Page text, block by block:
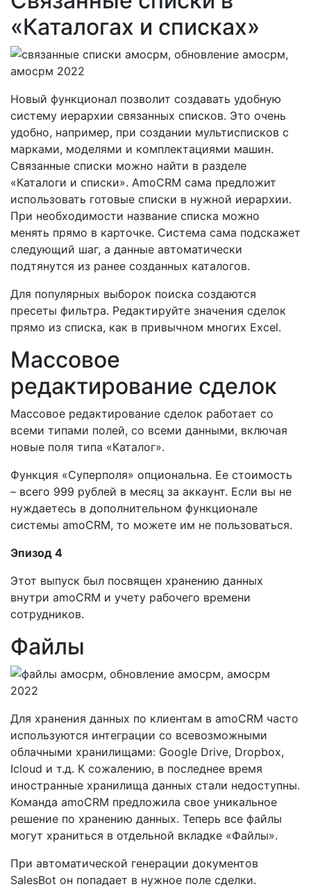
«Каталогах и списках»
Новый функционал позволит создавать удобную
систему иерархии связанных списков. Это очень
удобно, например, при создании мультисписков с
марками, моделями и комплектациями машин.
Связанные списки можно найти в разделе
«Каталоги и списки». AmoCRM сама предложит
использовать готовые списки в нужной иерархии.
При необходимости название списка можно
менять прямо в карточке. Система сама подскажет
следующий шаг, а данные автоматически
подтянутся из ранее созданных каталогов.
Для популярных выборок поиска создаются
пресеты фильтра. Редактируйте значения сделок
прямо из списка, как в привычном многих Excel.
Массовое
редактирование сделок
Массовое редактирование сделок работает со
всеми типами полей, со всеми данными, включая
новые поля типа «Каталог».
Функция «Суперполя» опциональна. Ее стоимость
– всего 999 рублей в месяц за аккаунт. Если вы не
нуждаетесь в дополнительном функционале
системы amoCRM, то можете им не пользоваться.
Эпизод 4
Этот выпуск был посвящен хранению данных
внутри amoCRM и учету рабочего времени
сотрудников.
Файлы
Для хранения данных по клиентам в amoCRM часто
используются интеграции со всевозможными
облачными хранилищами: Google Drive, Dropbox,
Icloud и т.д. К сожалению, в последнее время
иностранные хранилища данных стали недоступны.
Команда amoCRM предложила свое уникальное
решение по хранению данных. Теперь все файлы
могут храниться в отдельной вкладке «Файлы».
При автоматической генерации документов
SalesBot он попадает в нужное поле сделки.